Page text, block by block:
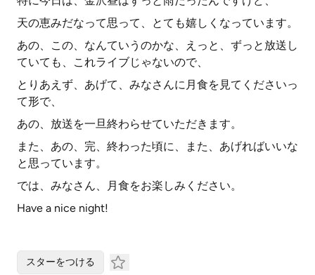
天の恵みだなって思って、とても嬉しくなっています。
あの、この、なんていうのかな、えっと、ずっと放送し
ていても、これライブじゃないので、
とりあえず、あげて、みなさんに月食を見てくださいっ
て形で、
あの、放送を一旦終わらせていただきます。
また、あの、完、終わった頃に、また、あげればいいな
と思っています。
では、みなさん、月食をお楽しみください。
Have a nice night!
スターをつける